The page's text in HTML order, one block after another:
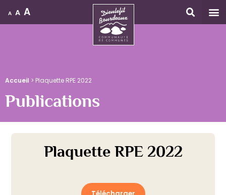
A A A
Accueil > Plaquette RPE 2022
Publications
Plaquette RPE 2022